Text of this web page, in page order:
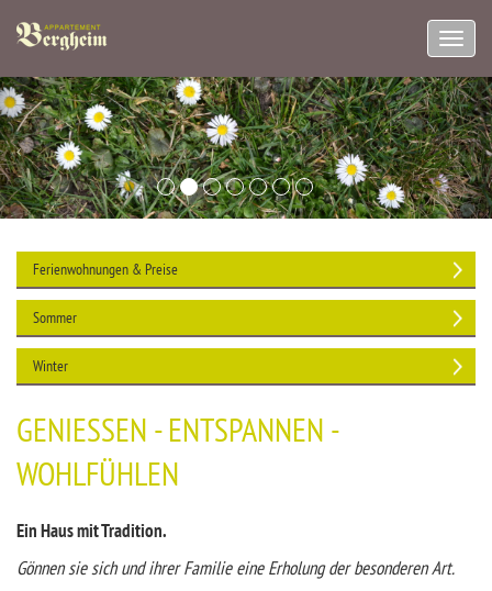
Ferienwohnungen & Preise
Sommer
Winter
GENIESSEN - ENTSPANNEN -
WOHLFÜHLEN
Ein Haus mit Tradition.
Gönnen sie sich und ihrer Familie eine Erholung der besonderen Art.